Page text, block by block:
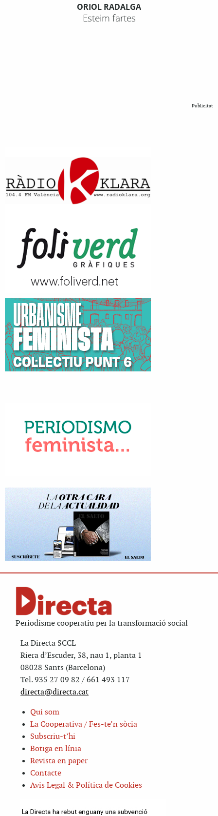
ORIOL RADALGA
Esteim fartes
Publicitat
Periodisme cooperatiu per la transformació social
La Directa SCCL
Riera d’Escuder, 38, nau 1, planta 1
08028 Sants (Barcelona)
Tel. 935 27 09 82 / 661 493 117
directa@directa.cat
Qui som
La Cooperativa / Fes-te’n sòcia
Subscriu-t’hi
Botiga en línia
Revista en paper
Contacte
Avis Legal & Política de Cookies